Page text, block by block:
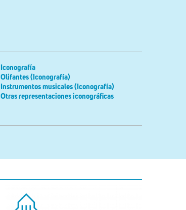
Iconografía
Olifantes (Iconografía)
Instrumentos musicales (Iconografía)
Otras representaciones iconográficas